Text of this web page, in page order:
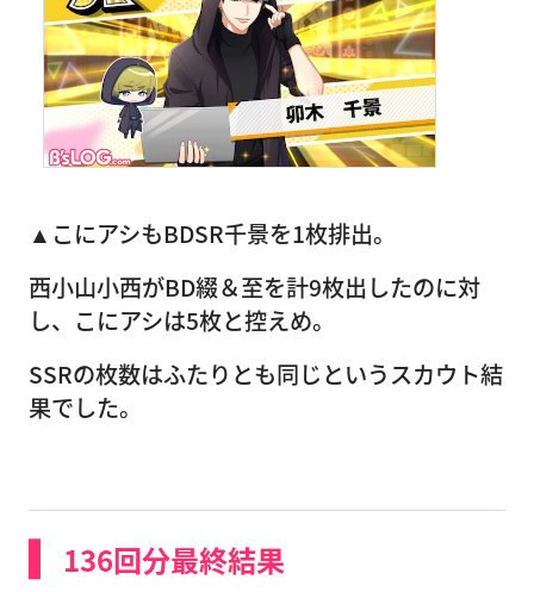
▲こにアシもBDSR千景を1枚排出。
西小山小西がBD綴＆至を計9枚出したのに対
し、こにアシは5枚と控えめ。
SSRの枚数はふたりとも同じというスカウト結
果でした。
136回分最終結果